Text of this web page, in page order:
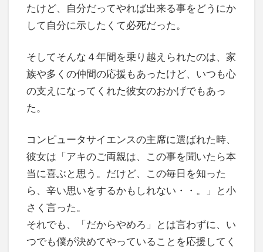
たけど、自分だってやれば出来る事をどうにか
して自分に示したくて必死だった。
そしてそんな４年間を乗り越えられたのは、家
族や多くの仲間の応援もあったけど、いつも心
の支えになってくれた彼女のおかげでもあっ
た。
コンピュータサイエンスの主席に選ばれた時、
彼女は「アキのご両親は、この事を聞いたら本
当に喜ぶと思う。だけど、この毎日を知った
ら、辛い思いをするかもしれない・・。」と小
さく言った。
それでも、「だからやめろ」とは言わずに、い
つでも僕が決めてやっていることを応援してく